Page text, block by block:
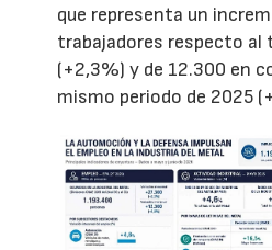
que representa un
trabajadores respecto
(+2,3%) y de 12.300 en
mismo periodo de 2025